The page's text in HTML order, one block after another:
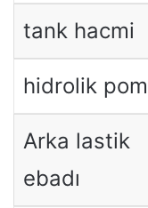
tank hacmi
hidrolik
Arka lastik
ebadı